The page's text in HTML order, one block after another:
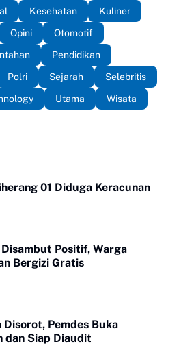
Kesehatan
Kuliner
Opini
Otomotif
Pendidikan
Polri Sejarah
Selebritis
Utama Wisata
01 Diduga Keracunan
Positif, Warga
Bergizi Gratis
Disorot, Pemdes Buka
dan Siap Diaudit